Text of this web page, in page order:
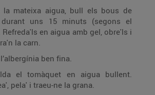
la mateixa aigua, bull els bous de
uns 15 minuts (segons el
Refreda'ls en aigua amb gel, obre'ls i
la carn.
ben fina.
el tomàquet en aigua bullent.
pela' i traeu-ne la grana.